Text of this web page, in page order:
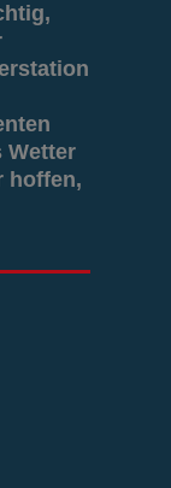
Wetter
hoffen,